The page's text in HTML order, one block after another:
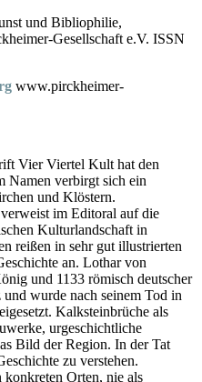
und Bibliophilie,
Gesellschaft e.V. ISSN
www.pirckheimer-
Vier Viertel Kult hat den
Namen verbirgt sich ein
und Klöstern.
im Editoral auf die
Kulturlandschaft in
reißen in sehr gut illustrierten
an. Lothar von
und 1133 römisch deutscher
wurde nach seinem Tod in
Kalksteinbrüche als
urgeschichtliche
Bild der Region. In der Tat
zu verstehen.
Orten, nie als